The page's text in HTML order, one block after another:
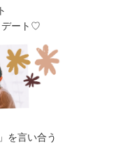
デート♡
を言い合う